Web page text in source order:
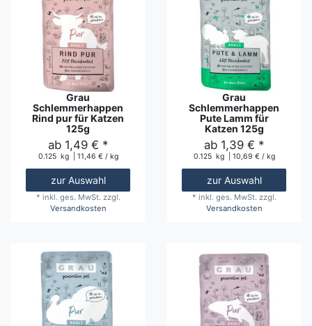
Grau
Schlemmerhappen
Rind pur für Katzen
125g
ab 1,49 € *
0.125 kg | 11,46 € / kg
zur Auswahl
* inkl. ges. MwSt. zzgl.
Versandkosten
Grau
Schlemmerhappen
Pute Lamm für
Katzen 125g
ab 1,39 € *
0.125 kg | 10,69 € / kg
zur Auswahl
* inkl. ges. MwSt. zzgl.
Versandkosten